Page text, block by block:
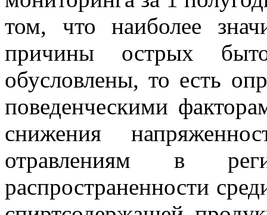
том, что наиболее
причины острых
обусловлены, то есть
поведенческими
снижения
отравлениям в
распространенности